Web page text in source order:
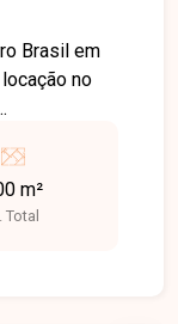
Brasil em
no
02 deles
m²
Total